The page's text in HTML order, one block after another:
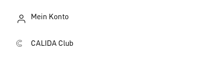
Mein Konto
CALIDA Club